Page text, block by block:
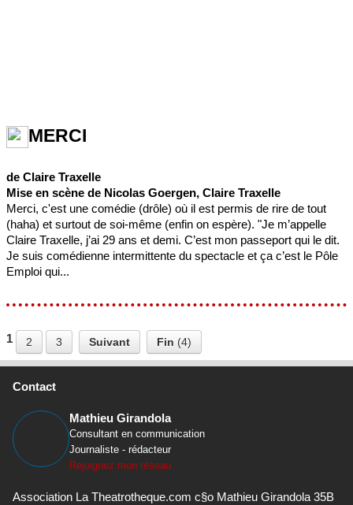
MERCI
de Claire Traxelle
Mise en scène de Nicolas Goergen, Claire Traxelle
Merci, c'est une comédie (drôle) où il est permis de rire de tout
(haha) et surtout de soi-même (enfin on espère). "Je m’appelle
Claire Traxelle, j’ai 29 ans et demi. C’est mon passeport qui le dit.
Je suis comédienne intermittente du spectacle et ça c’est le Pôle
Emploi qui...
1 2 3 Suivant Fin (4)
Contact
Mathieu Girandola
Consultant en communication
Journaliste - rédacteur
Rejoignez mon réseau
Association La Theatrotheque.com c§o Mathieu Girandola 35B